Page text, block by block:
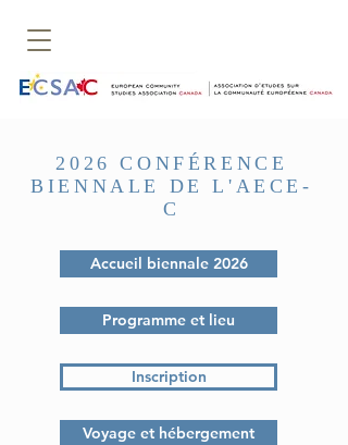
2026 CONFÉRENCE
BIENNALE DE L'AECE-
C
Accueil biennale 2026
Programme et lieu
Inscription
Voyage et hébergement